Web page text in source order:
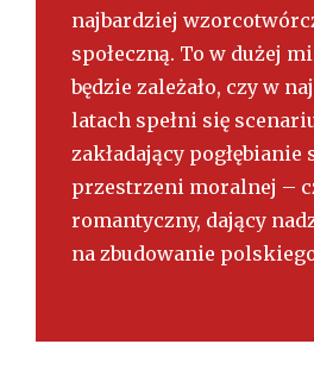
najbardziej
społeczną. To w dużej
będzie zależało, czy w
latach spełni się
zakładający pogłębianie
przestrzeni moralnej –
romantyczny, dający
na zbudowanie